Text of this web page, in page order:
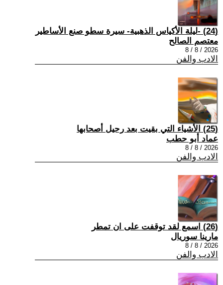
(24) -ليلة الأكياس الذهبية- سيرة سطو صنع الأساطير
معتصم الصالح
2026 / 8 / 8
الادب والفن
(25) الأشياء التي بقيت بعد رحيل أصحابها
عماد أبو حطب
2026 / 8 / 8
الادب والفن
(26) اسمع لقد توقفت على ان تمطر
مارينا سوريال
2026 / 8 / 8
الادب والفن